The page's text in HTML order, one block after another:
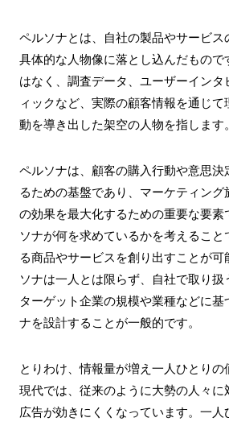
ペルソナとは、自社の製品やサービス
具体的な人物像に落とし込んだもので
はなく、調査データ、ユーザーインタ
ィックなど、実際の顧客情報を通じ
動を導き出した架空の人物を指します。
ペルソナは、顧客の購入行動や意思決
るための基盤であり、マーケティング
の効果を最大化するための重要な要素
ソナが何を求めているかを考えること
る商品やサービスを創り出すことが
ソナは一人とは限らず、自社で取り扱
ターゲット企業の規模や業種などに基
ナを設計することが一般的です。
とりわけ、情報量が増え一人ひとりの
現代では、従来のように大勢の人々に
広告が効きにくくなっています。一人